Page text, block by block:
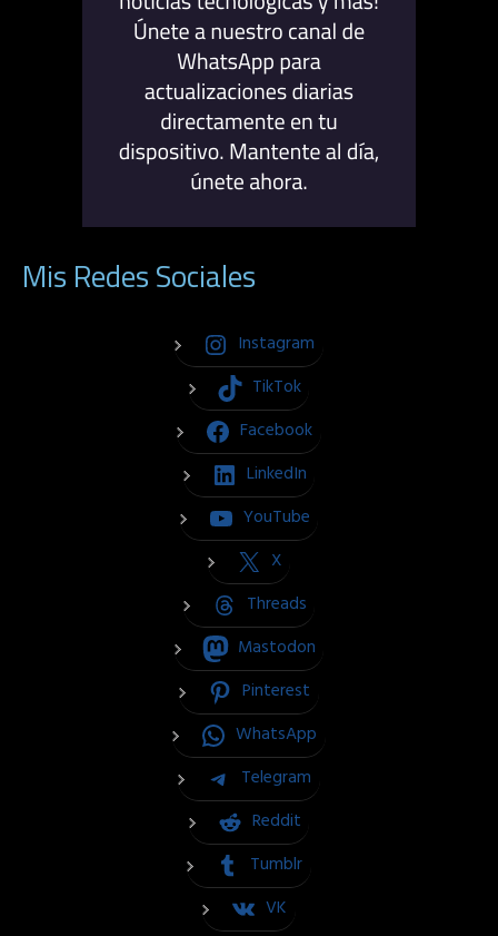
Mis Redes Sociales
Instagram
TikTok
Facebook
LinkedIn
YouTube
X
Threads
Mastodon
Pinterest
WhatsApp
Telegram
Reddit
Tumblr
VK